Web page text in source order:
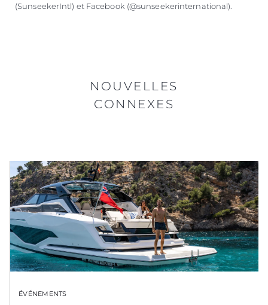
(SunseekerIntl) et Facebook (@sunseekerinternational).
NOUVELLES
CONNEXES
ÉVÉNEMENTS